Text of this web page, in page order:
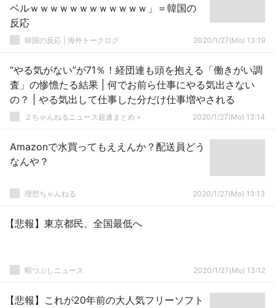
ベルｗｗｗｗｗｗｗｗｗｗｗｗ」＝韓国の
反応
韓国の反応 | 海外トークログ 2020/1/27(Mo) 13:19
“やる気がない”が71％！経団連も頭を抱える「働きがい調
査」の惨憺たる結果 | 何でお前ら仕事にやる気出さない
の？ | やる気出して仕事した分だけ仕事増やされる
２ちゃんねるニュース超速まとめ＋ 2020/1/27(Mo) 13:14
Amazonで水買ってもええんか？配送員どう
なんや？
理想ちゃんねる 2020/1/27(Mo) 13:13
【悲報】東京都民、全国最低へ
暇つぶしニュース 2020/1/27(Mo) 13:12
【悲報】これが20年前の大人気フリーソフト